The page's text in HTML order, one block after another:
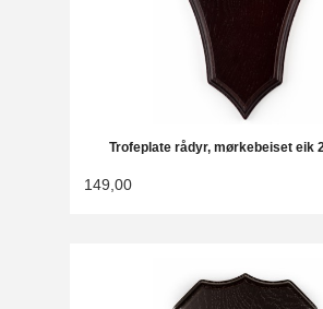
Trofeplate rådyr, mørkebeiset eik
149,00